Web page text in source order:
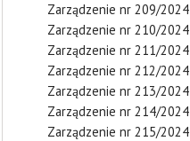
Zarządzenie nr 209/2024
Zarządzenie nr 210/2024
Zarządzenie nr 211/2024
Zarządzenie nr 212/2024
Zarządzenie nr 213/2024
Zarządzenie nr 214/2024
Zarządzenie nr 215/2024